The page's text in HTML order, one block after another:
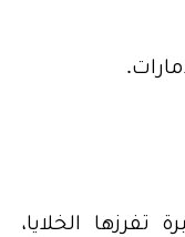
الخلايا،